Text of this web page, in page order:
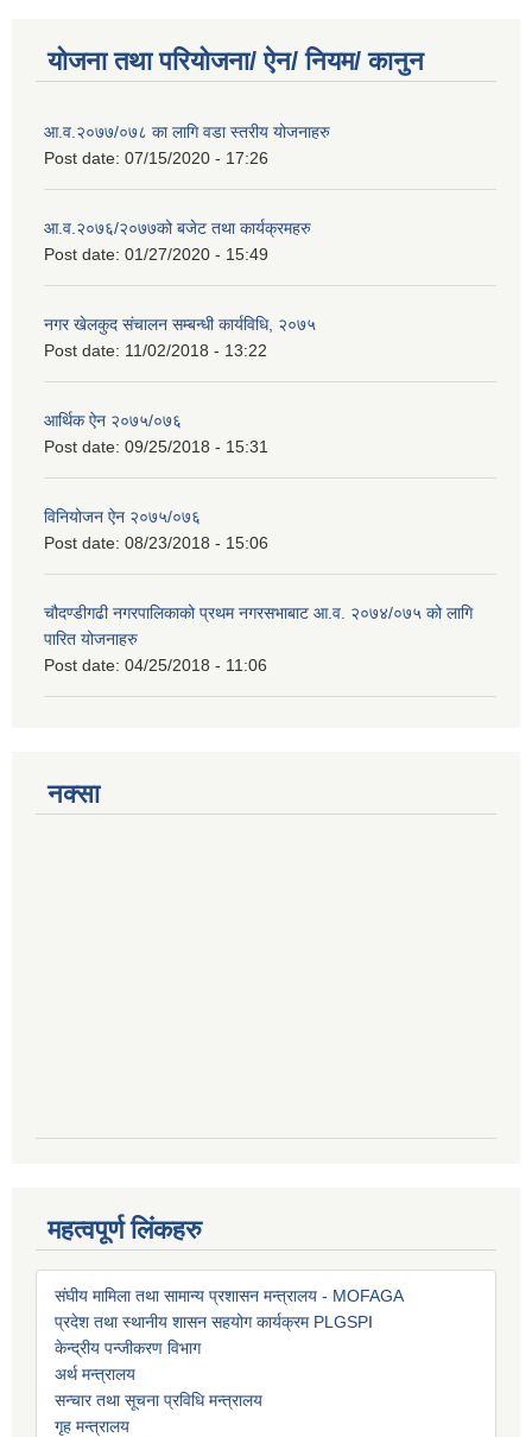
योजना तथा परियोजना/ ऐन/ नियम/ कानुन
आ.व.२०७७/०७८ का लागि वडा स्तरीय योजनाहरु
Post date: 07/15/2020 - 17:26
आ.व.२०७६/२०७७को बजेट तथा कार्यक्रमहरु
Post date: 01/27/2020 - 15:49
नगर खेलकुद संचालन सम्बन्धी कार्यविधि, २०७५
Post date: 11/02/2018 - 13:22
आर्थिक ऐन २०७५/०७६
Post date: 09/25/2018 - 15:31
विनियोजन ऐन २०७५/०७६
Post date: 08/23/2018 - 15:06
चौदण्डीगढी नगरपालिकाको प्रथम नगरसभाबाट आ.व. २०७४/०७५ को लागि
पारित योजनाहरु
Post date: 04/25/2018 - 11:06
नक्सा
महत्वपूर्ण लिंकहरु
संघीय मामिला तथा सामान्य प्रशासन मन्त्रालय - MOFAGA
प्रदेश तथा स्थानीय शासन सहयोग कार्यक्रम PLGSPI
केन्द्रीय पन्जीकरण विभाग
अर्थ मन्त्रालय
सन्चार तथा सूचना प्रविधि मन्त्रालय
गृह मन्त्रालय